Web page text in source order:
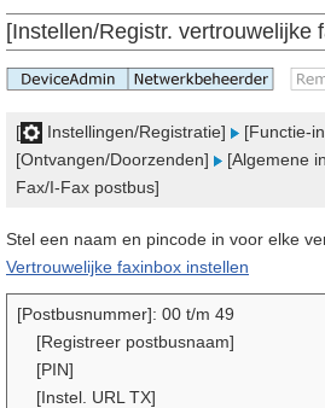
[Instellen/Registr. vertrouwelijke
[ Instellingen/Registratie]
[Functie-
[Ontvangen/Doorzenden]
[Algemene
Fax/I-Fax postbus]
Stel een naam en pincode in voor elke
Vertrouwelijke faxinbox instellen
[Postbusnummer]: 00 t/m 49
[Registreer postbusnaam]
[PIN]
[Instel. URL TX]